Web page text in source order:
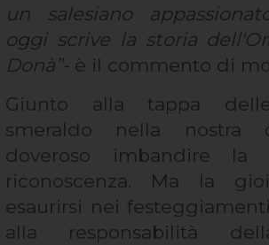
un salesiano
oggi scrive la storia
Donà”- è il commento di
Giunto alla tappa
smeraldo nella nostra
doveroso imbandire la
riconoscenza. Ma la
esaurirsi nei
alla responsabilità